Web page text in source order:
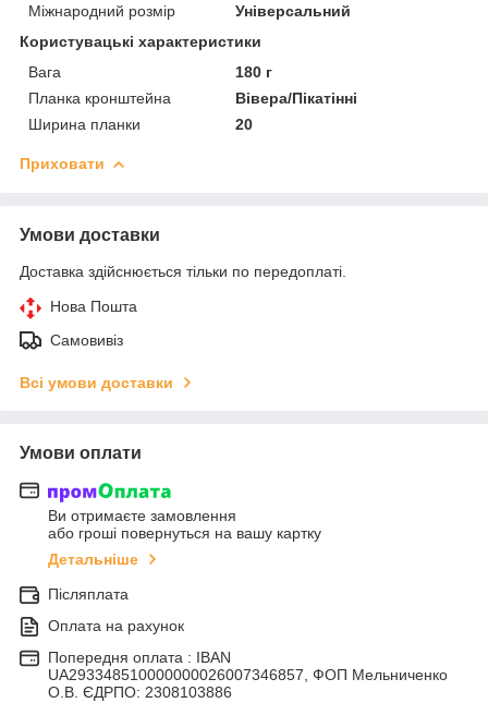
Міжнародний розмір
Універсальний
Користувацькі характеристики
Вага
180 г
Планка кронштейна
Вівера/Пікатінні
Ширина планки
20
Приховати
Умови доставки
Доставка здійснюється тільки по передоплаті.
Нова Пошта
Самовивіз
Всі умови доставки
Умови оплати
Ви отримаєте замовлення
або гроші повернуться на вашу картку
Детальніше
Післяплата
Оплата на рахунок
Попередня оплата : IBAN
UA293348510000000026007346857, ФОП Мельниченко
О.В. ЄДРПО: 2308103886